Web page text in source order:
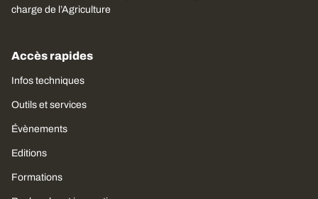
charge de l’Agriculture
Accès rapides
Infos techniques
Outils et services
Évènements
Editions
Formations